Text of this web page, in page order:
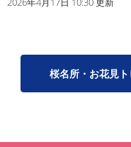
桜名所・お花見